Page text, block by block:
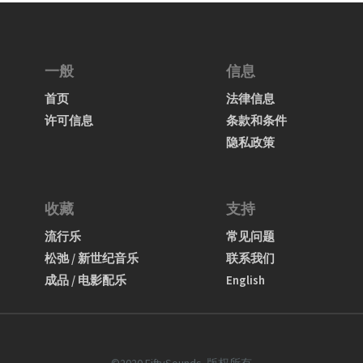
一般
首页
许可信息
信息
法律信息
条款和条件
隐私政策
收藏
流行乐
松弛 / 新世纪音乐
成品 / 电影配乐
支持
常见问题
联系我们
English